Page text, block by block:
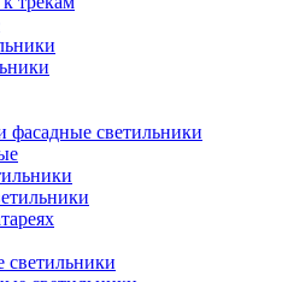
фасадные светильники
светильники